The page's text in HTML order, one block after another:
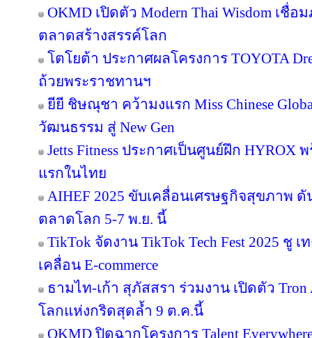
OKMD เปิดตัว Modern Thai Wisdom เ
ตลาดสร้างสรรค์โลก
โตโยต้า ประกาศผลโครงการ TOYOTA
ถ้วยพระราชทานฯ
ยียี ชิษณุชา คว้ามงแรก Miss Chinese
วัฒนธรรม สู่ New Gen
Jetts Fitness ประกาศเป็นศูนย์ฝึก HYROX
แรกในไทย
AIHEF 2025 ขับเคลื่อนเศรษฐกิจสุขภาพ
ตลาดโลก 5-7 พ.ย. นี้
TikTok จัดงาน TikTok Tech Fest 2025 ชู
เคลื่อน E-commerce
ธามไท-เก้า สุภัสสรา ร่วมงาน เปิดตัว
โลกแห่งกริดสุดล้ำ 9 ต.ค.นี้
OKMD ปิดฉากโครงการ Talent